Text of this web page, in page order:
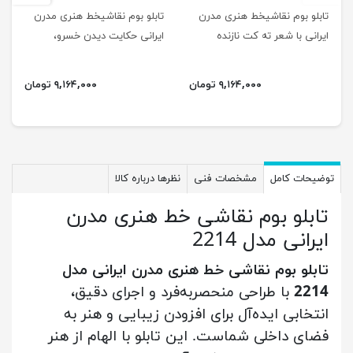
تابلو بوم نقاشیخط هنری مدرن
ایرانی با شعر ته کت نازنده
۹,۱۶۴,۰۰۰ تومان
تابلو بوم نقاشیخط هنری مدرن
ایرانی حکایت دیدن خسرو،
۹,۱۶۴,۰۰۰ تومان
توضیحات کامل مشخصات فنی نظرها درباره کالا
تابلو بوم نقاشی خط هنری مدرن
ایرانی مدل 2214
تابلو بوم نقاشی خط هنری مدرن ایرانی مدل
2214 با طراحی منحصربه‌فرد و اجرای دقیق،
انتخابی ایده‌آل برای افزودن زیبایی و هنر به
فضای داخلی شماست. این تابلو با الهام از هنر